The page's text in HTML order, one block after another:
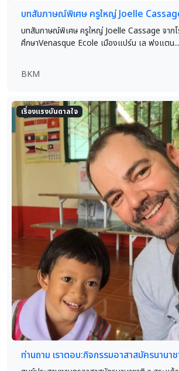
บทสัมภาษณ์พิเศษ ครูใหญ่ Joelle
บทสัมภาษณ์พิเศษ ครูใหญ่ Joelle Cassage จากโ
ศึกษาVenasque Ecole เมืองแปร์น เล ฟงแตน...
BKM
เรื่องแรงบันดาลใจ
ท่านถาม เราตอบ:กิจกรรมอาสาสมัครนานา